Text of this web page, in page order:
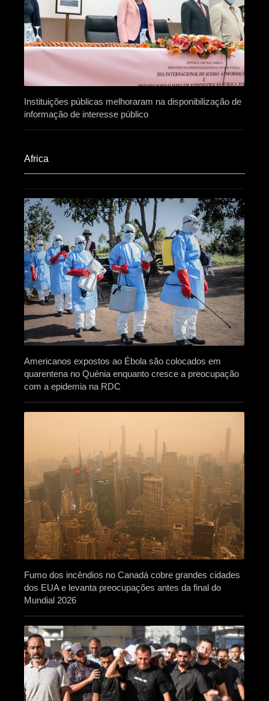
Instituições públicas melhoraram na disponibilização de
informação de interesse público
Africa​
Americanos expostos ao Ébola são colocados em
quarentena no Quénia enquanto cresce a preocupação
com a epidemia na RDC
Fumo dos incêndios no Canadá cobre grandes cidades
dos EUA e levanta preocupações antes da final do
Mundial 2026